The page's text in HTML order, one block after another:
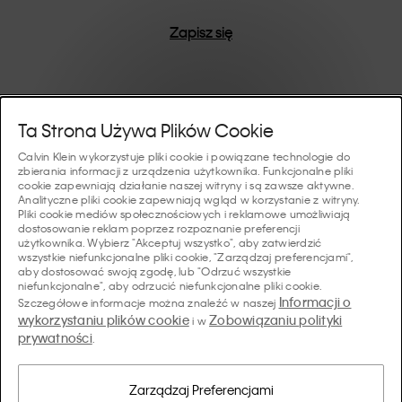
Zapisz się
Pomoc I Wsparcie
FAQ
Status zamówienia
Zamówienia i Dostawa
Zwroty i Zwroty Pieniędzy
Płatności
Tabela Rozmiarów
Kolekcje
#MYCALVINS
Calvin Klein Collection
Calvin Klein Underwear
Calvin Klein Sport
Wskazówki I Poradniki
Przewodnik po bieliźnie damskiej
Przewodnik po bieliźnie męskiej
Przewodnik po krojach jeansów damskich
O Nas
O Marce Calvin Klein
Dane Firmy
Język/ Kraj
Ta Strona Używa Plików Cookie
Calvin Klein wykorzystuje pliki cookie i powiązane technologie do
zbierania informacji z urządzenia użytkownika. Funkcjonalne pliki
cookie zapewniają działanie naszej witryny i są zawsze aktywne.
Analityczne pliki cookie zapewniają wgląd w korzystanie z witryny.
Pliki cookie mediów społecznościowych i reklamowe umożliwiają
dostosowanie reklam poprzez rozpoznanie preferencji
użytkownika. Wybierz "Akceptuj wszystko", aby zatwierdzić
wszystkie niefunkcjonalne pliki cookie, "Zarządzaj preferencjami",
aby dostosować swoją zgodę, lub "Odrzuć wszystkie
niefunkcjonalne", aby odrzucić niefunkcjonalne pliki cookie.
Szczegółowe informacje można znaleźć w naszej Informacji o
wykorzystaniu plików cookiei wZobowiązaniu polityki
prywatności.
Zarządzaj Preferencjami